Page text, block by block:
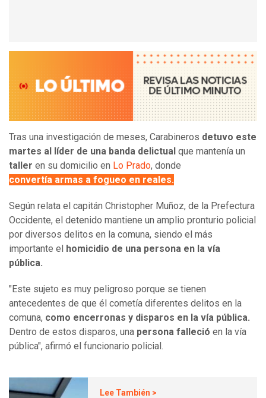
Tras una investigación de meses, Carabineros detuvo este
martes al líder de una banda delictual que mantenía un
taller en su domicilio en Lo Prado, donde
convertía armas a fogueo en reales.
Según relata el capitán Christopher Muñoz, de la Prefectura
Occidente, el detenido mantiene un amplio pronturio policial
por diversos delitos en la comuna, siendo el más
importante el
homicidio de una persona en la vía
pública.
"Este sujeto es muy peligroso porque se tienen
antecedentes de que él cometía diferentes delitos en la
comuna, como encerronas y disparos en la vía pública.
Dentro de estos disparos, una persona falleció en la vía
pública", afirmó el funcionario policial.
Lee También >